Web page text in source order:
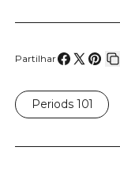
Partilhar
no
Facebook
no
X
no
Periods 101